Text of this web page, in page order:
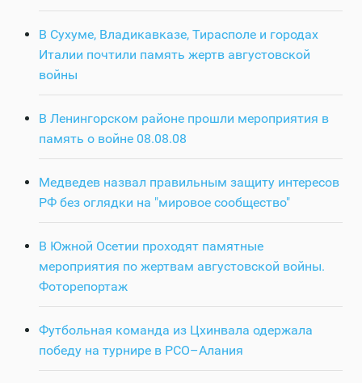
В Сухуме, Владикавказе, Тирасполе и городах
Италии почтили память жертв августовской
войны
В Ленингорском районе прошли мероприятия в
память о войне 08.08.08
Медведев назвал правильным защиту интересов
РФ без оглядки на "мировое сообщество"
В Южной Осетии проходят памятные
мероприятия по жертвам августовской войны.
Фоторепортаж
Футбольная команда из Цхинвала одержала
победу на турнире в РСО–Алания